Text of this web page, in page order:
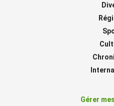
Gérer